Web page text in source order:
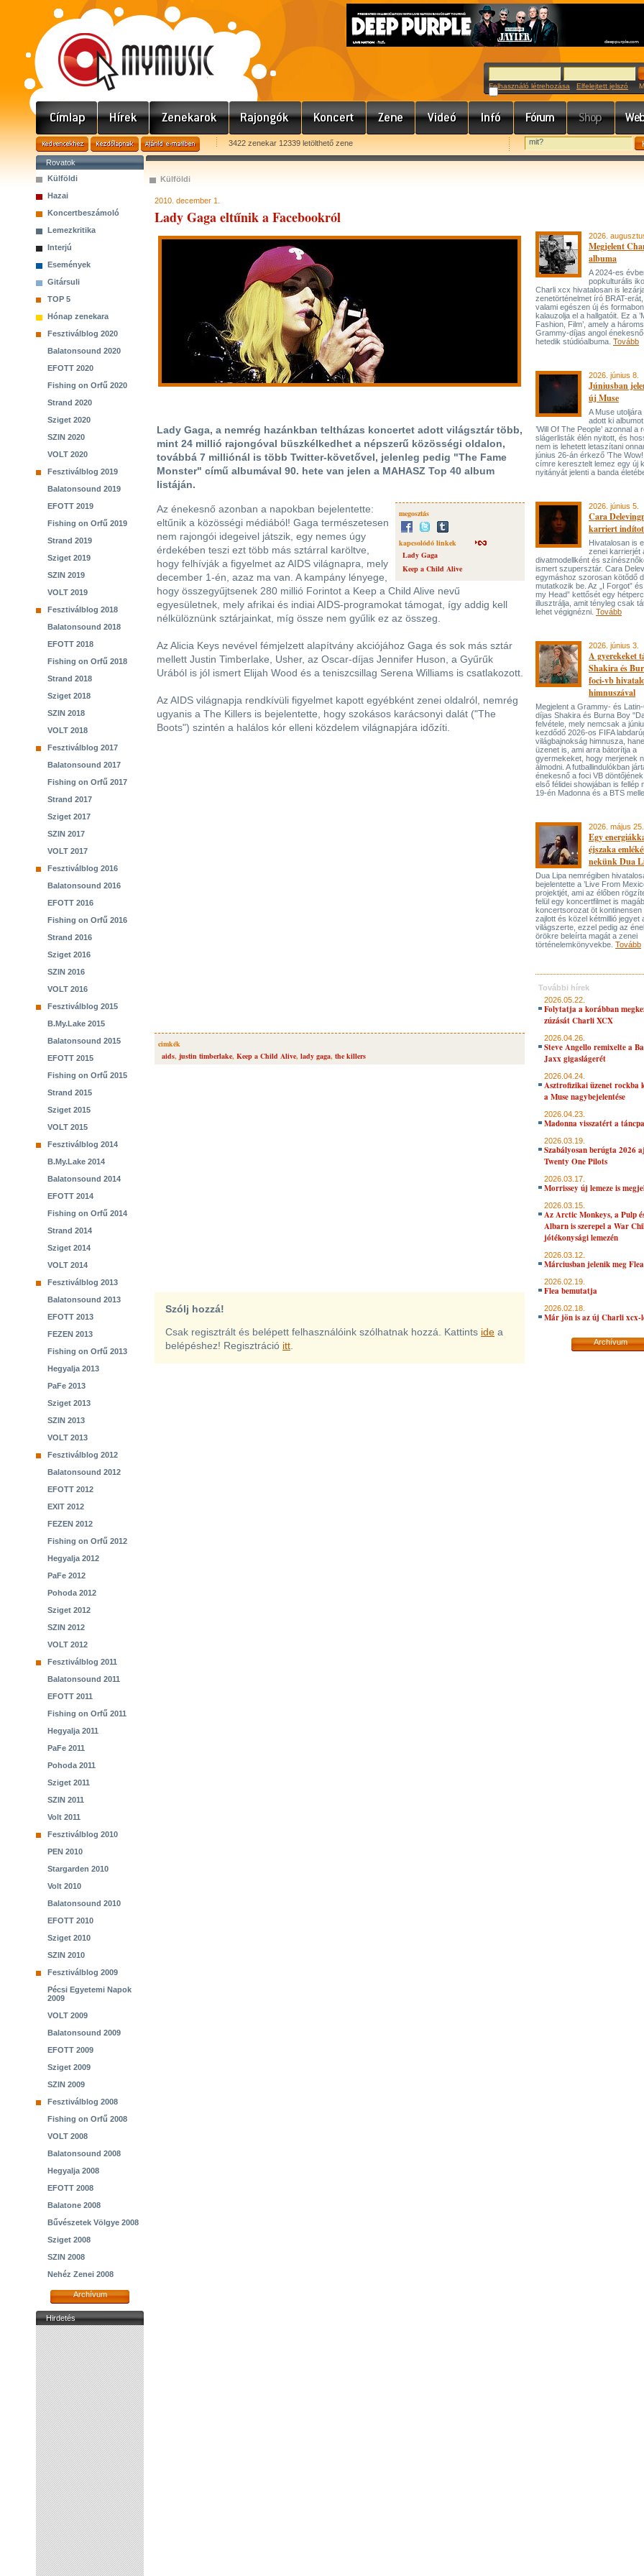
Felhasználó létrehozása Elfelejtett jelszó
3422 zenekar 12339 letölthető zene
Rovatok
Külföldi
Hazai
Koncertbeszámoló
Lemezkritika
Interjú
Események
Gitársuli
TOP 5
Hónap zenekara
Fesztiválblog 2020
Balatonsound 2020
EFOTT 2020
Fishing on Orfű 2020
Strand 2020
Sziget 2020
SZIN 2020
VOLT 2020
Fesztiválblog 2019
Balatonsound 2019
EFOTT 2019
Fishing on Orfű 2019
Strand 2019
Sziget 2019
SZIN 2019
VOLT 2019
Fesztiválblog 2018
Balatonsound 2018
EFOTT 2018
Fishing on Orfű 2018
Strand 2018
Sziget 2018
SZIN 2018
VOLT 2018
Fesztiválblog 2017
Balatonsound 2017
Fishing on Orfű 2017
Strand 2017
Sziget 2017
SZIN 2017
VOLT 2017
Fesztiválblog 2016
Balatonsound 2016
EFOTT 2016
Fishing on Orfű 2016
Strand 2016
Sziget 2016
SZIN 2016
VOLT 2016
Fesztiválblog 2015
B.My.Lake 2015
Balatonsound 2015
EFOTT 2015
Fishing on Orfű 2015
Strand 2015
Sziget 2015
VOLT 2015
Fesztiválblog 2014
B.My.Lake 2014
Balatonsound 2014
EFOTT 2014
Fishing on Orfű 2014
Strand 2014
Sziget 2014
VOLT 2014
Fesztiválblog 2013
Balatonsound 2013
EFOTT 2013
FEZEN 2013
Fishing on Orfű 2013
Hegyalja 2013
PaFe 2013
Sziget 2013
SZIN 2013
VOLT 2013
Fesztiválblog 2012
Balatonsound 2012
EFOTT 2012
EXIT 2012
FEZEN 2012
Fishing on Orfű 2012
Hegyalja 2012
PaFe 2012
Pohoda 2012
Sziget 2012
SZIN 2012
VOLT 2012
Fesztiválblog 2011
Balatonsound 2011
EFOTT 2011
Fishing on Orfű 2011
Hegyalja 2011
PaFe 2011
Pohoda 2011
Sziget 2011
SZIN 2011
Volt 2011
Fesztiválblog 2010
PEN 2010
Stargarden 2010
Volt 2010
Balatonsound 2010
EFOTT 2010
Sziget 2010
SZIN 2010
Fesztiválblog 2009
Pécsi Egyetemi Napok
2009
VOLT 2009
Balatonsound 2009
EFOTT 2009
Sziget 2009
SZIN 2009
Fesztiválblog 2008
Fishing on Orfű 2008
VOLT 2008
Balatonsound 2008
Hegyalja 2008
EFOTT 2008
Balatone 2008
Bűvészetek Völgye 2008
Sziget 2008
SZIN 2008
Nehéz Zenei 2008
Archívum
Hirdetés
Külföldi
2010. december 1.
Lady Gaga eltűnik a Facebookról
Lady Gaga, a nemrég hazánkban teltházas koncertet adott világsztár több,
mint 24 millió rajongóval büszkélkedhet a népszerű közösségi oldalon,
továbbá 7 milliónál is több Twitter-követővel, jelenleg pedig "The Fame
Monster" című albumával 90. hete van jelen a MAHASZ Top 40 album
listáján.
megosztás
kapcsolódó linkek
Lady Gaga
Keep a Child Alive
Az énekesnő azonban a napokban bejelentette:
eltűnik a közösségi médiából! Gaga természetesen
nem rajongói idegeivel játszik, egy nemes úgy
érdekében teszi ezt több más sztárral karöltve,
hogy felhívják a figyelmet az AIDS világnapra, mely
december 1-én, azaz ma van. A kampány lényege,
hogy összegyűjtsenek 280 millió Forintot a Keep a Child Alive nevű
egyesületnek, mely afrikai és indiai AIDS-programokat támogat, így addig kell
nélkülöznünk sztárjainkat, míg össze nem gyűlik ez az összeg.
Az Alicia Keys nevével fémjelzett alapítvány akciójához Gaga és sok más sztár
mellett Justin Timberlake, Usher, az Oscar-díjas Jennifer Huson, a Gyűrűk
Urából is jól ismert Elijah Wood és a teniszcsillag Serena Williams is csatlakozott.
Az AIDS világnapja rendkívüli figyelmet kapott egyébként zenei oldalról, nemrég
ugyanis a The Killers is bejelentette, hogy szokásos karácsonyi dalát ("The
Boots") szintén a halálos kór elleni közdelem világnapjára időzíti.
cimkék
aids, justin timberlake, Keep a Child Alive, lady gaga, the killers
Szólj hozzá!
Csak regisztrált és belépett felhasználóink szólhatnak hozzá. Kattints ide a
belépéshez! Regisztráció itt
2026.
Megjelent
albuma
A 2024-es
popkulturális
Charli xcx hivatalosan is
zenetörténelmet író BRAT-
valami egészen új és
kalauzolja el a hallgatóit. Ez a
Fashion, Film’, amely a
Grammy-díjas angol
hetedik stúdióalbuma. Tovább
2026. június 8.
Júniusban
új Muse
A Muse
adott ki
’Will Of The People’ azonnal a
slágerlisták élén nyitott, és
nem is lehetett letaszítani
június 26-án érkező ’The Wow!
címre keresztelt lemez egy új
nyitányát jelenti a banda
2026. június 5.
Cara
karriert
Hivatalosan is
zenei karrierjét
divatmodellként és
ismert szupersztár. Cara
egymáshoz szorosan kötődő
mutatkozik be. Az „I Forgot”
my Head” kettősét egy
illusztrálja, amit tényleg csak
lehet végignézni. Tovább
2026. június 3.
A gyerekeket
Shakira és
foci-vb
himnuszával
Megjelent a Grammy- és
díjas Shakira és Burna Boy
felvétele, mely nemcsak a
kezdődő 2026-os FIFA
világbajnokság himnusza,
üzenet is, ami arra bátorítja a
gyermekeket, hogy merjenek
álmodni. A futballindulókban
énekesnő a foci VB
első félidei showjában is fellép
19-én Madonna és a BTS
2026. május 25.
Egy
éjszaka
nekünk Dua
Dua Lipa nemrégiben
bejelentette a ’Live From
projektjét, ami az élőben
felül egy koncertfilmet is
koncertsorozat öt kontinensen
zajlott és közel kétmillió jegyet
világszerte, ezzel pedig az
örökre beleírta magát a zenei
történelemkönyvekbe. Tovább
További hírek
2026.05.22.
Folytatja a korábban
zúzását Charli XCX
2026.04.26.
Steve Angello remixelte a
Jaxx gigaslágerét
2026.04.24.
Asztrofizikai üzenet rockba
a Muse nagybejelentése
2026.04.23.
Madonna visszatért a
2026.03.19.
Szabályosan berúgta 2026
Twenty One Pilots
2026.03.17.
Morrissey új lemeze is
2026.03.15.
Az Arctic Monkeys, a Pulp
Albarn is szerepel a War
jótékonysági lemezén
2026.03.12.
Márciusban jelenik meg
2026.02.19.
Flea bemutatja
2026.02.18.
Már jön is az új Charli xcx-
Archívum